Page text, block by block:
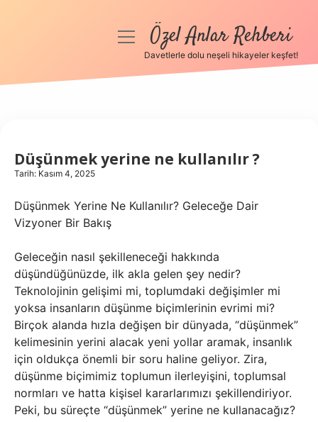
Anasayfa
Hakkımızda
menüyüÖzel Anlar Rehberi
Davetlerle dolu neşeli hikayeler keşfet!
Düşünmek yerine ne kullanılır ?
Tarih: Kasım 4, 2025
Düşünmek Yerine Ne Kullanılır? Geleceğe Dair
Vizyoner Bir Bakış
Geleceğin nasıl şekilleneceği hakkında
düşündüğünüzde, ilk akla gelen şey nedir?
Teknolojinin gelişimi mi, toplumdaki değişimler mi
yoksa insanların düşünme biçimlerinin evrimi mi?
Birçok alanda hızla değişen bir dünyada, “düşünmek”
kelimesinin yerini alacak yeni yollar aramak, insanlık
için oldukça önemli bir soru haline geliyor. Zira,
düşünme biçimimiz toplumun ilerleyişini, toplumsal
normları ve hatta kişisel kararlarımızı şekillendiriyor.
Peki, bu süreçte “düşünmek” yerine ne kullanacağız?